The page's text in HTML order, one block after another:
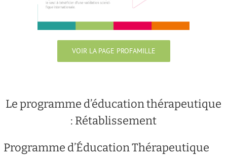
VOIR LA PAGE PROFAMILLE
Le programme d’éducation thérapeutique
: Rétablissement
Programme d’Éducation Thérapeutique